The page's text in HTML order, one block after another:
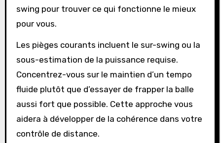
swing pour trouver ce qui fonctionne le mieux
pour vous.
Les pièges courants incluent le sur-swing ou la
sous-estimation de la puissance requise.
Concentrez-vous sur le maintien d’un tempo
fluide plutôt que d’essayer de frapper la balle
aussi fort que possible. Cette approche vous
aidera à développer de la cohérence dans votre
contrôle de distance.